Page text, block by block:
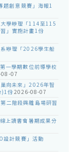
題創意競賽」海報1
學辦理「114至115
」實施計畫1份
辦理「2026學生船
一學期數位前導學校
07
向未來」2026年智
份2026-08-07
二階段與離島場研習
上讀書會暑期成果分
設計競賽」活動